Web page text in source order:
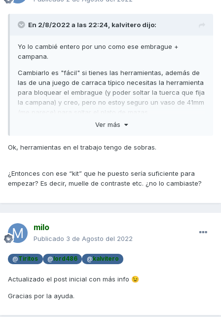
En 2/8/2022 a las 22:24, kalvitero dijo:
Yo lo cambié entero por uno como ese embrague +
campana.
Cambiarlo es "fácil" si tienes las herramientas, además de
las de una juego de carraca típico necesitas la herramienta
para bloquear el embrague (y poder soltar la tuerca que fija
la campana) y creo, pero no estoy seguro un vaso de 41mm
(me parece) para soltar el plato de mazas
Ver más
Ok, herramientas en el trabajo tengo de sobras.
¿Entonces con ese “kit” que he puesto sería suficiente para
empezar? Es decir, muelle de contraste etc. ¿no lo cambiaste?
milo
Publicado 3 de Agosto del 2022
@Tiritos @ lord486 @ kalvitero
Actualizado el post inicial con más info 😉
Gracias por la ayuda.